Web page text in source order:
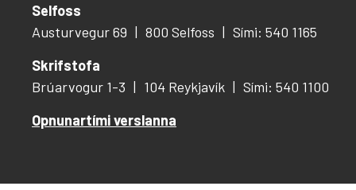
Selfoss
Austurvegur 69
800 Selfoss
Sími: 540 1165
Skrifstofa
Brúarvogur 1-3
104 Reykjavík
Sími: 540 1100
Opnunartími verslanna